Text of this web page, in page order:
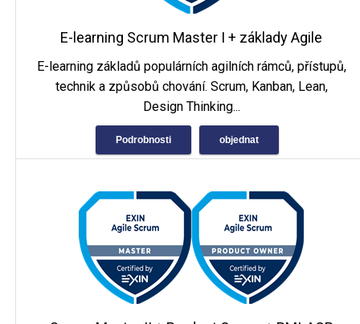
E-learning Scrum Master I + základy Agile
E-learning základů populárních agilních rámců, přístupů,
technik a způsobů chování. Scrum, Kanban, Lean,
Design Thinking...
Podrobnosti objednat